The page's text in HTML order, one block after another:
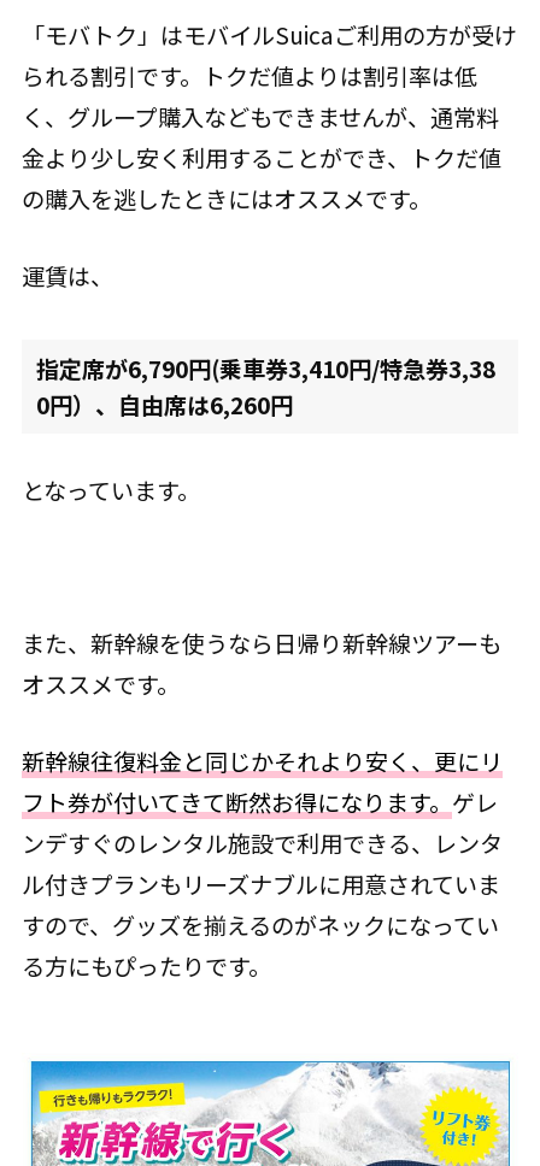
「モバトク」はモバイルSuicaご利用の方が受け
られる割引です。トクだ値よりは割引率は低
く、グループ購入などもできませんが、通常料
金より少し安く利用することができ、トクだ値
の購入を逃したときにはオススメです。
運賃は、
指定席が6,790円(乗車券3,410円/特急券3,38
0円）、自由席は6,260円
となっています。
また、新幹線を使うなら日帰り新幹線ツアーも
オススメです。
新幹線往復料金と同じかそれより安く、更にリ
フト券が付いてきて断然お得になります。 ゲレ
ンデすぐのレンタル施設で利用できる、レンタ
ル付きプランもリーズナブルに用意されていま
すので、グッズを揃えるのがネックになってい
る方にもぴったりです。